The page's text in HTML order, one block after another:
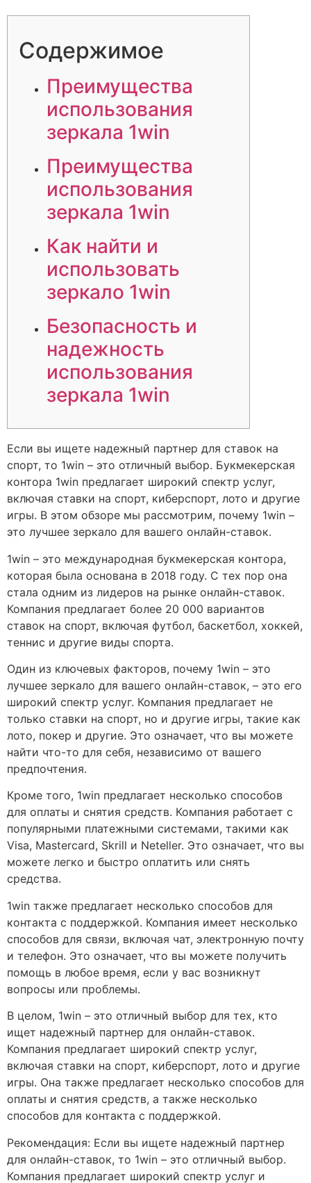
Содержимое
Преимущества
использования
зеркала 1win
Преимущества
использования
зеркала 1win
Как найти и
использовать
зеркало 1win
Безопасность и
надежность
использования
зеркала 1win
Если вы ищете надежный партнер для ставок на
спорт, то 1win – это отличный выбор. Букмекерская
контора 1win предлагает широкий спектр услуг,
включая ставки на спорт, киберспорт, лото и другие
игры. В этом обзоре мы рассмотрим, почему 1win –
это лучшее зеркало для вашего онлайн-ставок.
1win – это международная букмекерская контора,
которая была основана в 2018 году. С тех пор она
стала одним из лидеров на рынке онлайн-ставок.
Компания предлагает более 20 000 вариантов
ставок на спорт, включая футбол, баскетбол, хоккей,
теннис и другие виды спорта.
Один из ключевых факторов, почему 1win – это
лучшее зеркало для вашего онлайн-ставок, – это его
широкий спектр услуг. Компания предлагает не
только ставки на спорт, но и другие игры, такие как
лото, покер и другие. Это означает, что вы можете
найти что-то для себя, независимо от вашего
предпочтения.
Кроме того, 1win предлагает несколько способов
для оплаты и снятия средств. Компания работает с
популярными платежными системами, такими как
Visa, Mastercard, Skrill и Neteller. Это означает, что вы
можете легко и быстро оплатить или снять
средства.
1win также предлагает несколько способов для
контакта с поддержкой. Компания имеет несколько
способов для связи, включая чат, электронную почту
и телефон. Это означает, что вы можете получить
помощь в любое время, если у вас возникнут
вопросы или проблемы.
В целом, 1win – это отличный выбор для тех, кто
ищет надежный партнер для онлайн-ставок.
Компания предлагает широкий спектр услуг,
включая ставки на спорт, киберспорт, лото и другие
игры. Она также предлагает несколько способов для
оплаты и снятия средств, а также несколько
способов для контакта с поддержкой.
Рекомендация: Если вы ищете надежный партнер
для онлайн-ставок, то 1win – это отличный выбор.
Компания предлагает широкий спектр услуг и